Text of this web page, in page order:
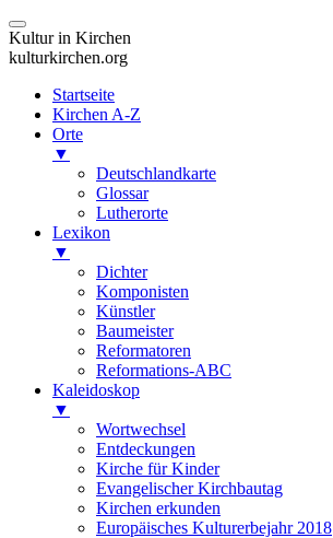
Kultur in Kirchen
kulturkirchen.org
Startseite
Kirchen A-Z
Orte
▼
Deutschlandkarte
Glossar
Lutherorte
Lexikon
▼
Dichter
Komponisten
Künstler
Baumeister
Reformatoren
Reformations-ABC
Kaleidoskop
▼
Wortwechsel
Entdeckungen
Kirche für Kinder
Evangelischer Kirchbautag
Kirchen erkunden
Europäisches Kulturerbejahr 2018